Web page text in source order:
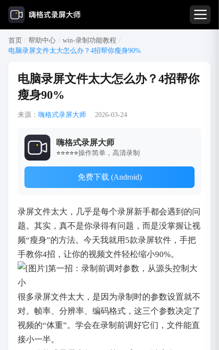
首页 / 帮助中心 / win-录制功能教程 /
电脑录屏文件太大怎么办？4招帮你瘦身90%
电脑录屏文件太大怎么办？4招帮你
瘦身90%
来源： 嗨格式录屏大师 2026-03-24
嗨格式录屏大师
⭐⭐⭐⭐⭐操作简单，高清录制
免费下载 (Android)
录屏文件太大，几乎是每个录屏新手都会遇到的问
题。其实，真不是你录得有问题，而是没掌握让视
频“瘦身”的方法。今天我就用5款录屏软件，手把
手教你4招，让你的视频文件轻松缩小90%。
第一招：录制前调对参数，从源头控制大
小
很多录屏文件太大，是因为录制时的参数设置就不
对。帧率、分辨率、编码格式，这三个参数决定了
视频的“体重”。学会在录制前调好它们，文件能直
接小一半。